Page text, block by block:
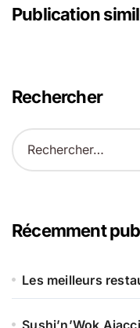
Publication
Rechercher
R
e
r
c
e
Récemment
Les meilleurs
Sushi’n’Wok